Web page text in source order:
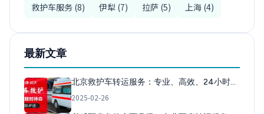
救护车服务 (8)
伊犁 (7) 拉萨 (5) 上海 (4)
最新文章
北京救护车转运服务：专业、高效、24小时…
2025-02-26